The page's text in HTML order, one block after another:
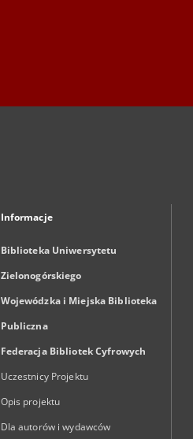
Informacje
Biblioteka Uniwersytetu
Zielonogórskiego
Wojewódzka i Miejska Biblioteka
Publiczna
Federacja Bibliotek Cyfrowych
Uczestnicy Projektu
Opis projektu
Dla autorów i wydawców